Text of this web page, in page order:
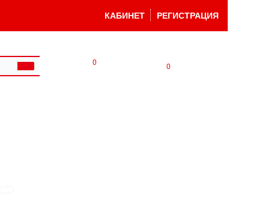
КАБИНЕТ РЕГИСТРАЦИЯ
0 0